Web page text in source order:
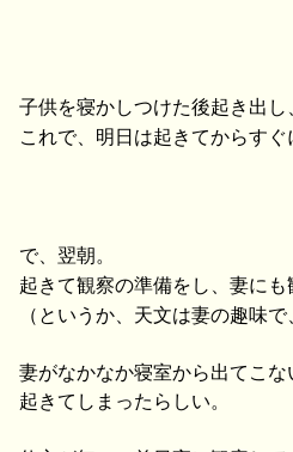
子供を寝かしつけた後起き出
これで、明日は起きてからすぐ
で、翌朝。
起きて観察の準備をし、妻にも
（というか、天文は妻の趣味
妻がなかなか寝室から出てこ
起きてしまったらしい。